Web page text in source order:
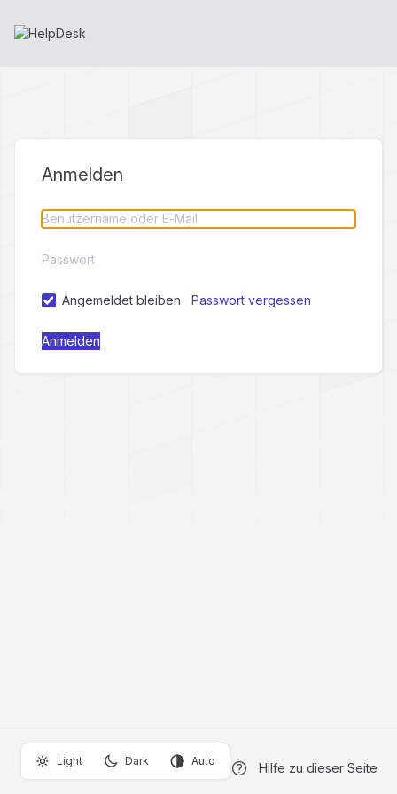
Anmelden
Angemeldet bleiben Passwort vergessen
Light Dark Auto Hilfe zu dieser Seite